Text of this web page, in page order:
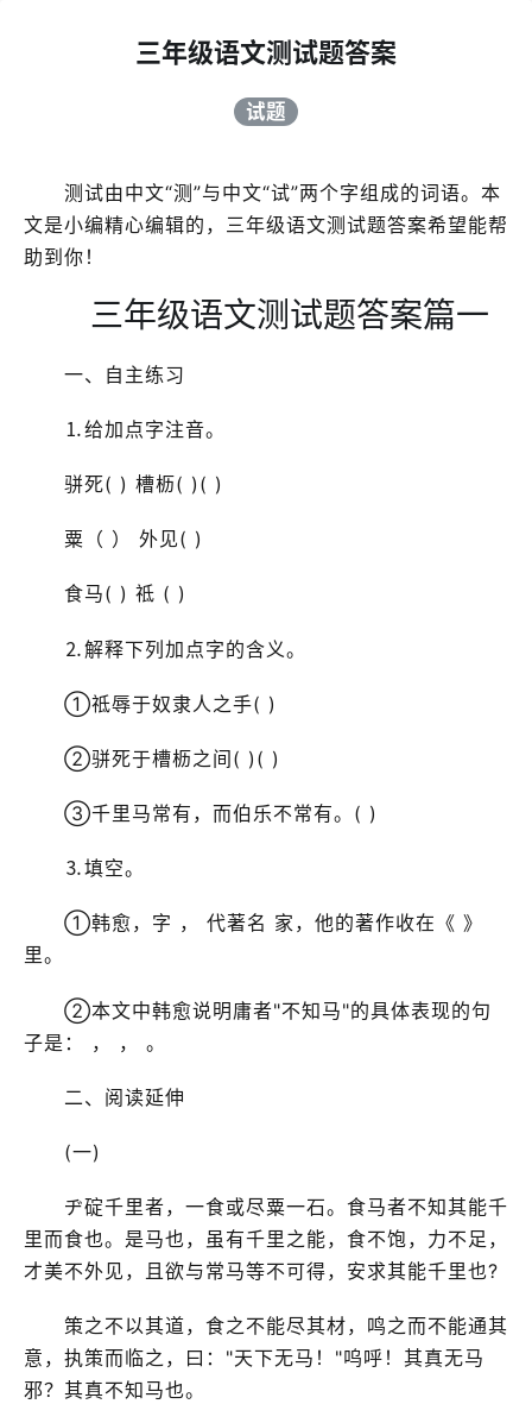
三年级语文测试题答案
试题
测试由中文“测”与中文“试”两个字组成的词语。本
文是小编精心编辑的，三年级语文测试题答案希望能帮
助到你！
三年级语文测试题答案篇一
一、自主练习
⒈给加点字注音。
骈死( ) 槽枥( )( )
粟（ ） 外见( )
食马( ) 祗 ( )
⒉解释下列加点字的含义。
①祗辱于奴隶人之手( )
②骈死于槽枥之间( )( )
③千里马常有，而伯乐不常有。( )
⒊填空。
①韩愈，字 ， 代著名 家，他的著作收在《 》
里。
②本文中韩愈说明庸者"不知马"的具体表现的句
子是： ， ， 。
二、阅读延伸
(一)
ヂ碇千里者，一食或尽粟一石。食马者不知其能千
里而食也。是马也，虽有千里之能，食不饱，力不足，
才美不外见，且欲与常马等不可得，安求其能千里也?
策之不以其道，食之不能尽其材，鸣之而不能通其
意，执策而临之，曰："天下无马！"呜呼！其真无马
邪？其真不知马也。